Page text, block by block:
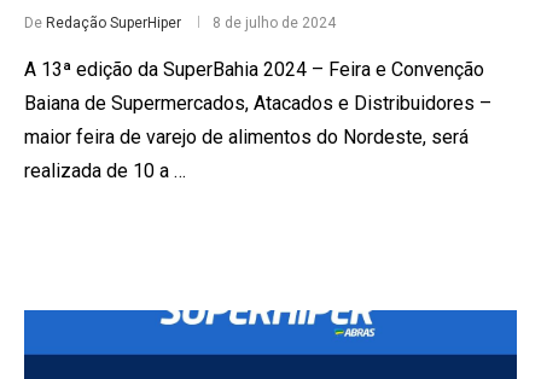
De Redação SuperHiper 8 de julho de 2024
A 13ª edição da SuperBahia 2024 – Feira e Convenção
Baiana de Supermercados, Atacados e Distribuidores –
maior feira de varejo de alimentos do Nordeste, será
realizada de 10 a …